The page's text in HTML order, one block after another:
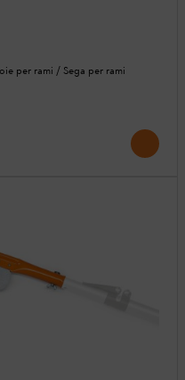
per rami / Sega per rami